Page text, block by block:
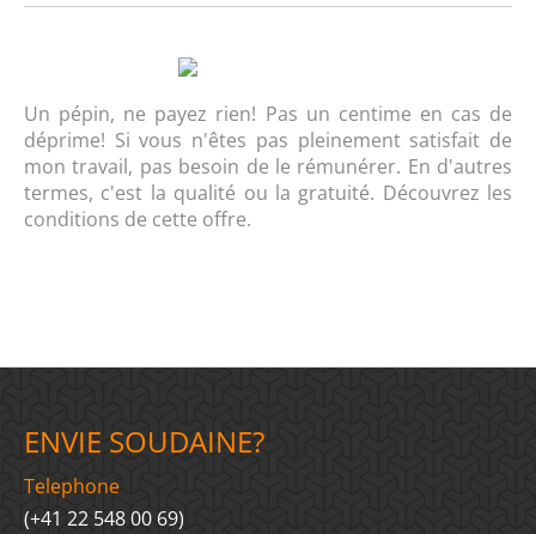
Un pépin, ne payez rien! Pas un centime en cas de
déprime! Si vous n'êtes pas pleinement satisfait de
mon travail, pas besoin de le rémunérer. En d'autres
termes, c'est la qualité ou la gratuité. Découvrez les
conditions de cette offre.
ENVIE SOUDAINE?
Telephone
(+41 22 548 00 69)